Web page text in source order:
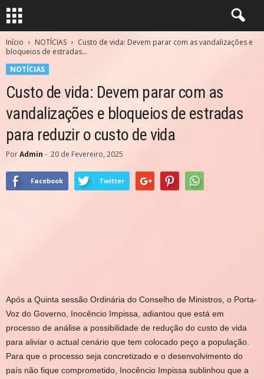
Início NOTÍCIAS
Custo de vida: Devem parar com as vandalizações e
bloqueios de estradas...
NOTÍCIAS
Custo de vida: Devem parar com as
vandalizações e bloqueios de estradas
para reduzir o custo de vida
PorAdmin - 20 de Fevereiro, 2025
Facebook Twitter
Após a Quinta sessão Ordinária do Conselho de Ministros, o Porta-
Voz do Governo, Inocêncio Impissa, adiantou que está em
processo de análise a possibilidade de redução do custo de vida
para aliviar o actual cenário que tem colocado peço a população.
Para que o processo seja concretizado e o desenvolvimento do
país não fique comprometido, Inocêncio Impissa sublinhou que a